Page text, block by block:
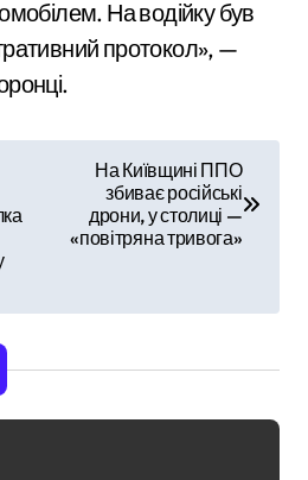
На водійку був
протокол», —
На Київщині ППО
збиває російські
дрони, у столиці —
«повітряна тривога»